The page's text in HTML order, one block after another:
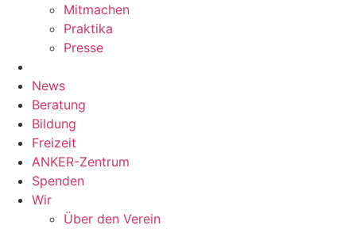
Mitmachen
Praktika
Presse
News
Beratung
Bildung
Freizeit
ANKER-Zentrum
Spenden
Wir
Über den Verein